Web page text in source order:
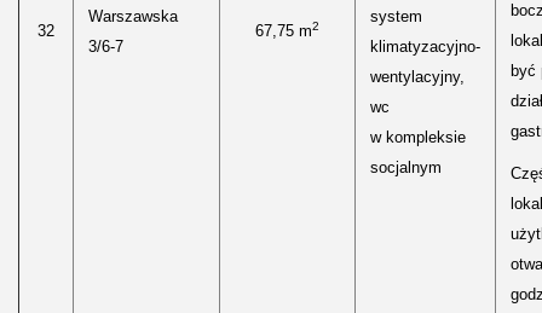
32
Warszawska
3/6-7
67,75 m2
system
klimatyzacyjno-
wentylacyjny,
wc
w kompleksie
socjalnym
być